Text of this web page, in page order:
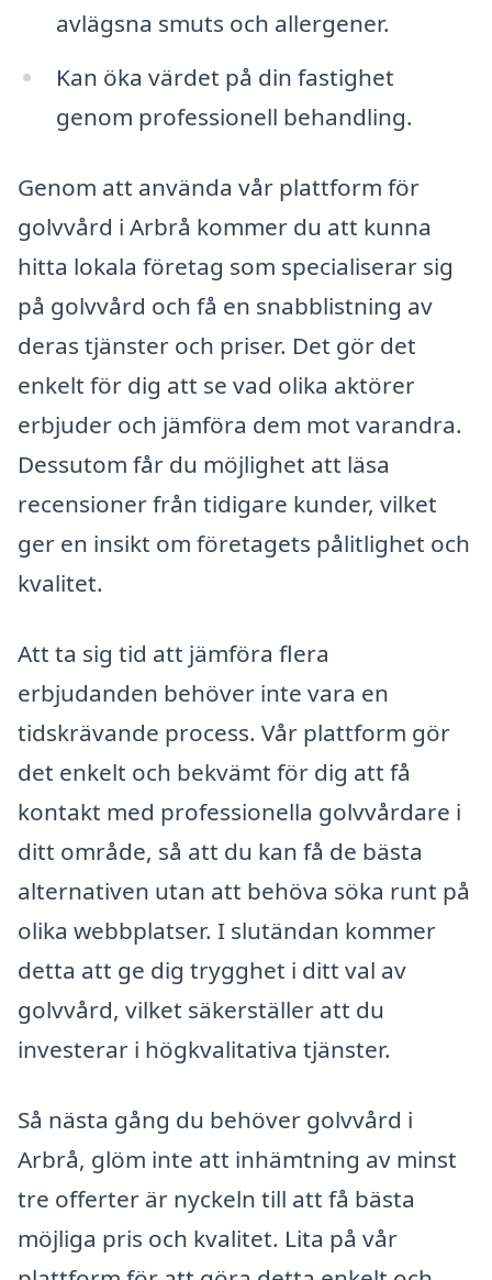
avlägsna smuts och allergener.
Kan öka värdet på din fastighet
genom professionell behandling.
Genom att använda vår plattform för
golvvård i Arbrå kommer du att kunna
hitta lokala företag som specialiserar sig
på golvvård och få en snabblistning av
deras tjänster och priser. Det gör det
enkelt för dig att se vad olika aktörer
erbjuder och jämföra dem mot varandra.
Dessutom får du möjlighet att läsa
recensioner från tidigare kunder, vilket
ger en insikt om företagets pålitlighet och
kvalitet.
Att ta sig tid att jämföra flera
erbjudanden behöver inte vara en
tidskrävande process. Vår plattform gör
det enkelt och bekvämt för dig att få
kontakt med professionella golvvårdare i
ditt område, så att du kan få de bästa
alternativen utan att behöva söka runt på
olika webbplatser. I slutändan kommer
detta att ge dig trygghet i ditt val av
golvvård, vilket säkerställer att du
investerar i högkvalitativa tjänster.
Så nästa gång du behöver golvvård i
Arbrå, glöm inte att inhämtning av minst
tre offerter är nyckeln till att få bästa
möjliga pris och kvalitet. Lita på vår